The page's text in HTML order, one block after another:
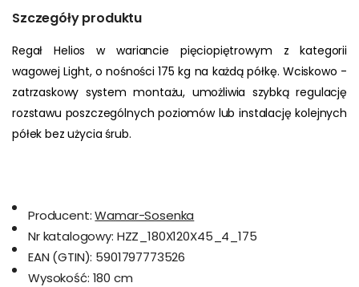
Szczegóły produktu
Regał Helios w wariancie pięciopiętrowym z kategorii
wagowej Light, o nośności 175 kg na każdą półkę. Wciskowo -
zatrzaskowy system montażu, umożliwia szybką regulację
rozstawu poszczególnych poziomów lub instalację kolejnych
półek bez użycia śrub.
Producent: Wamar-Sosenka
Nr katalogowy: HZZ_180X120X45_4_175
EAN (GTIN): 5901797773526
Wysokość: 180 cm